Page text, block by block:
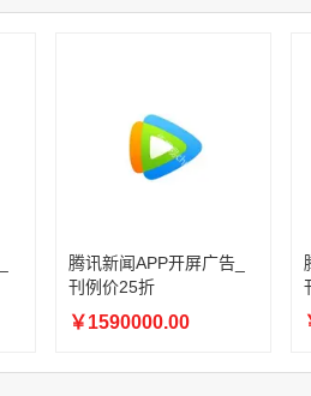
腾讯新闻APP开屏广告_
刊例价25折
￥1590000.00